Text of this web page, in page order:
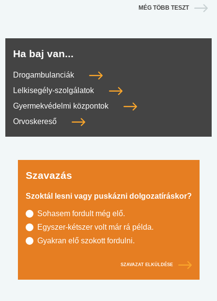
MÉG TÖBB TESZT
Ha baj van...
Drogambulanciák
Lelkisegély-szolgálatok
Gyermekvédelmi központok
Orvoskereső
Szavazás
Szoktál lesni vagy puskázni dolgozatíráskor?
Sohasem fordult még elő.
Egyszer-kétszer volt már rá példa.
Gyakran elő szokott fordulni.
SZAVAZAT ELKÜLDÉSE